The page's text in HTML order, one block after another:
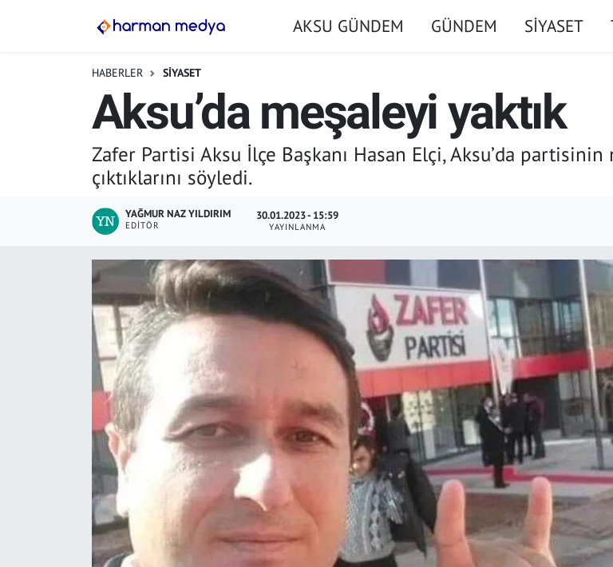
AKSU GÜNDEM GÜNDEM SİYASET
HABERLER SİYASET
Aksu’da meşaleyi yaktık
Zafer Partisi Aksu İlçe Başkanı Hasan Elçi, Aksu’da
çıktıklarını söyledi.
YAĞMUR NAZ YILDIRIM
EDITÖR
30.01.2023 - 15:59
YAYINLANMA
AKSU GÜNDEM
YEREL YÖNETİMLER
EKONOMİ
KÜLTÜR SANAT
İstanbul Hava Durumu
Süper Lig Puan Durumu ve Fikstür
Tüm Manşetler
Son Dakika Haberleri
Haber Arşivi